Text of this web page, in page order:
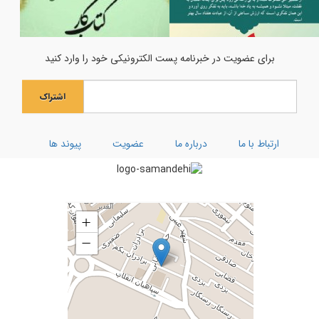
اولین فراخوان هنری انسان تمام
جشن میلاد حضرت مادر سلام‌الله‌علیها
جشن بزرگ ولادت بانوی آب و آیینه
برای عضویت در خبرنامه پست الکترونیکی خود را وارد کنید
اشتراک
ارتباط با ما درباره ما عضویت پیوند ها